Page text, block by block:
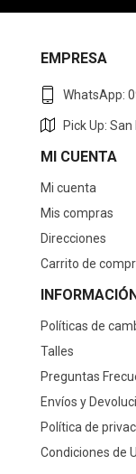
EMPRESA
WhatsApp:
Pick Up:
MI CUENTA
Mi cuenta
Mis compras
Direcciones
Carrito de
Políticas de
Talles
Preguntas
Envíos y
Política de
Condiciones de